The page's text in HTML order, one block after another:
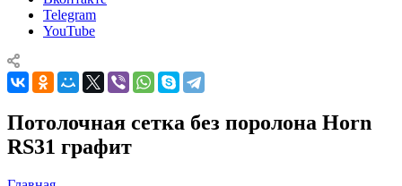
Вконтакте
Telegram
YouTube
Потолочная сетка без поролона Horn
RS31 графит